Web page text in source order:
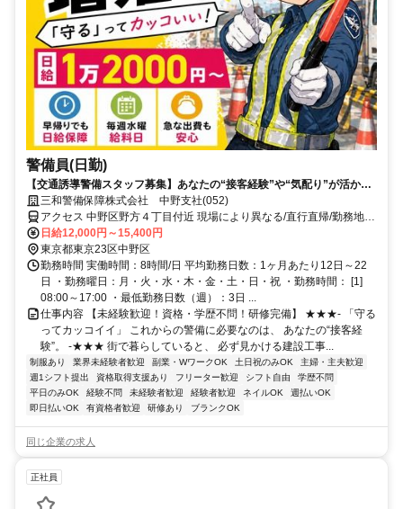
警備員(日勤)
【交通誘導警備スタッフ募集】あなたの“接客経験”や“気配り”が活かせ
ます！
三和警備保障株式会社 中野支社(052)
アクセス 中野区野方４丁目付近 現場により異なる/直行直帰/勤務地相
談可 ■電話面接■来社不要■即日勤務
日給12,000円～15,400円
東京都東京23区中野区
勤務時間 実働時間：8時間/日 平均勤務日数：1ヶ月あたり12日～22
日 ・勤務曜日：月・火・水・木・金・土・日・祝 ・勤務時間： [1]
08:00～17:00 ・最低勤務日数（週）：3日 ...
仕事内容 【未経験歓迎！資格・学歴不問！研修完備】 ★★★- 「守る
ってカッコイイ」 これからの警備に必要なのは、 あなたの“接客経
験”。 -★★★ 街で暮らしていると、 必ず見かける建設工事...
制服あり 業界未経験者歓迎 副業・WワークOK 土日祝のみOK
主婦・主夫歓迎
週1シフト提出
資格取得支援あり フリーター歓迎 シフト自由
学歴不問
平日のみOK
経験不問 未経験者歓迎 経験者歓迎 ネイルOK
週払いOK
即日払いOK
有資格者歓迎 研修あり ブランクOK
同じ企業の求人
正社員